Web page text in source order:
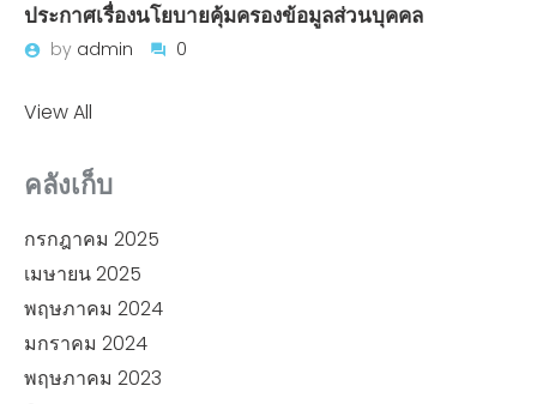
ประกาศเรื่องนโยบายคุ้มครองข้อมูลส่วนบุคคล
by admin 0
View All
คลังเก็บ
กรกฎาคม 2025
เมษายน 2025
พฤษภาคม 2024
มกราคม 2024
พฤษภาคม 2023